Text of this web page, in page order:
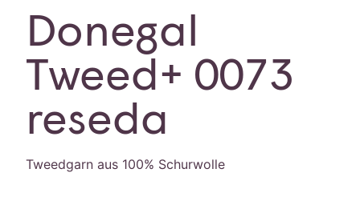
Donegal
Tweed+ 0073
reseda
Tweedgarn aus 100% Schurwolle